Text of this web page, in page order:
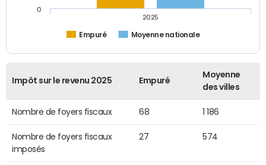
Empuré Moyenne nationale
2025
0
Impôt sur le revenu 2025 Empuré
Moyenne
des villes
Nombre de foyers fiscaux 68 1 186
Nombre de foyers fiscaux
imposés
27 574